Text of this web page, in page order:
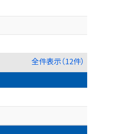
全件表示（12件）